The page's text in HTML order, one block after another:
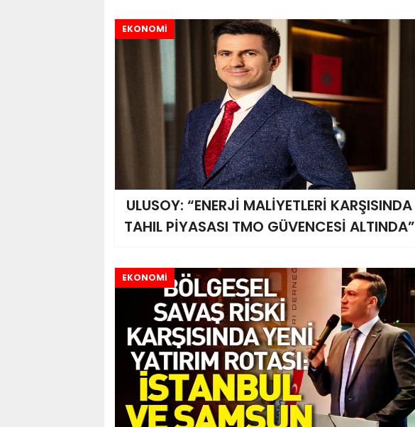
EKONOMİ
ULUSOY: “ENERJİ MALİYETLERİ KARŞISINDA
TAHIL PİYASASI TMO GÜVENCESİ ALTINDA”
EKONOMİ